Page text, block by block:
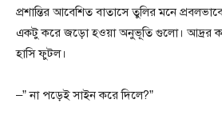
প্রশান্তির আবেশিত বাতাসে তুলির মনে
একটু করে জড়ো হওয়া অনুভূতি গুলো। আদ্রর
হাসি ফুটল।
–” না পড়েই সাইন করে দিলে?”